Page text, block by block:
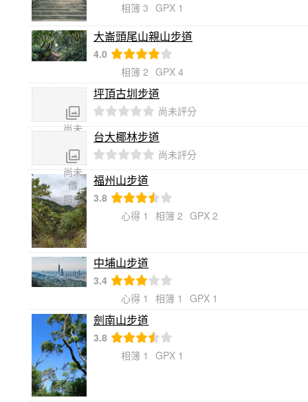
相簿 3 GPX 1
大崙頭尾山親山步道
4.0
相簿 2 GPX 4
尚未
照片
坪頂古圳步道
尚未評分
尚未
傳
照片
台大椰林步道
尚未評分
福州山步道
3.8
心得 1
相簿 2 GPX 2
中埔山步道
3.4
心得 1
相簿 1 GPX 1
劍南山步道
3.8
相簿 1
GPX 1